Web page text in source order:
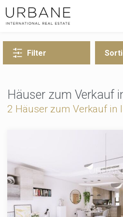
Filter
Häuser zum Verkauf
2 Häuser zum Verkauf in